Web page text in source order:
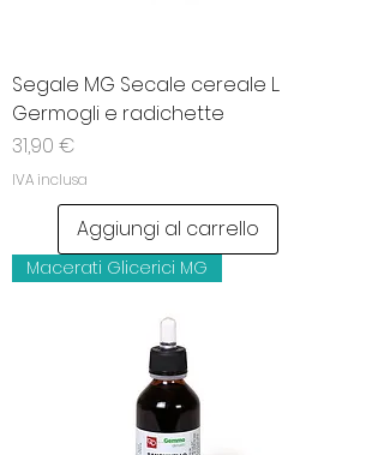
Segale MG Secale cereale L.
Germogli e radichette
Prezzo
31,90 €
IVA inclusa
Aggiungi al carrello
Macerati Glicerici MG